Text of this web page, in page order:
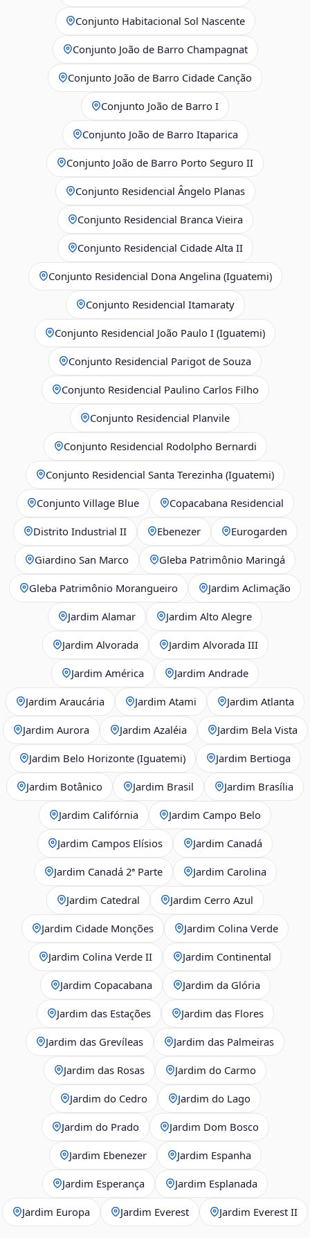
Conjunto Habitacional Sol Nascente
Conjunto João de Barro Champagnat
Conjunto João de Barro Cidade Canção
Conjunto João de Barro I
Conjunto João de Barro Itaparica
Conjunto João de Barro Porto Seguro II
Conjunto Residencial Ângelo Planas
Conjunto Residencial Branca Vieira
Conjunto Residencial Cidade Alta II
Conjunto Residencial Dona Angelina (Iguatemi)
Conjunto Residencial Itamaraty
Conjunto Residencial João Paulo I (Iguatemi)
Conjunto Residencial Parigot de Souza
Conjunto Residencial Paulino Carlos Filho
Conjunto Residencial Planvile
Conjunto Residencial Rodolpho Bernardi
Conjunto Residencial Santa Terezinha (Iguatemi)
Conjunto Village Blue Copacabana Residencial
Distrito Industrial II Ebenezer Eurogarden
Giardino San Marco Gleba Patrimônio Maringá
Gleba Patrimônio Morangueiro Jardim Aclimação
Jardim Alamar Jardim Alto Alegre
Jardim Alvorada Jardim Alvorada III
Jardim América Jardim Andrade
Jardim Araucária Jardim Atami Jardim Atlanta
Jardim Aurora Jardim Azaléia Jardim Bela Vista
Jardim Belo Horizonte (Iguatemi) Jardim Bertioga
Jardim Botânico Jardim Brasil Jardim Brasília
Jardim Califórnia Jardim Campo Belo
Jardim Campos Elísios Jardim Canadá
Jardim Canadá 2ª Parte Jardim Carolina
Jardim Catedral Jardim Cerro Azul
Jardim Cidade Monções Jardim Colina Verde
Jardim Colina Verde II Jardim Continental
Jardim Copacabana Jardim da Glória
Jardim das Estações Jardim das Flores
Jardim das Grevíleas Jardim das Palmeiras
Jardim das Rosas Jardim do Carmo
Jardim do Cedro Jardim do Lago
Jardim do Prado Jardim Dom Bosco
Jardim Ebenezer Jardim Espanha
Jardim Esperança Jardim Esplanada
Jardim Europa Jardim Everest Jardim Everest II